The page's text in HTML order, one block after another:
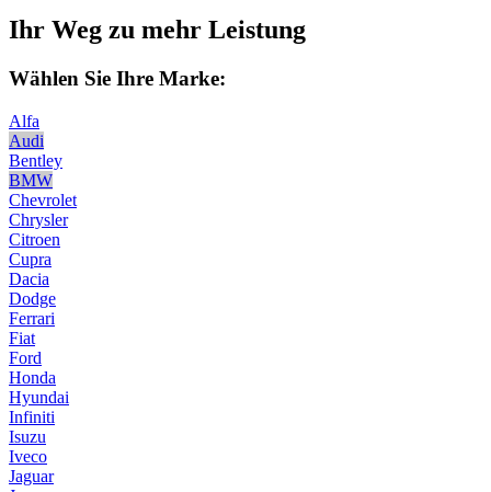
Ihr Weg zu mehr Leistung
Wählen Sie Ihre Marke:
Alfa
Audi
Bentley
BMW
Chevrolet
Chrysler
Citroen
Cupra
Dacia
Dodge
Ferrari
Fiat
Ford
Honda
Hyundai
Infiniti
Isuzu
Iveco
Jaguar